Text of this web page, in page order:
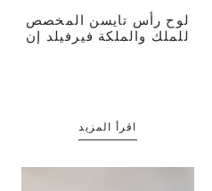
لوح رأس تايسن المخصص
للملك والملكة فيرفيلد إن
اقرأ المزيد